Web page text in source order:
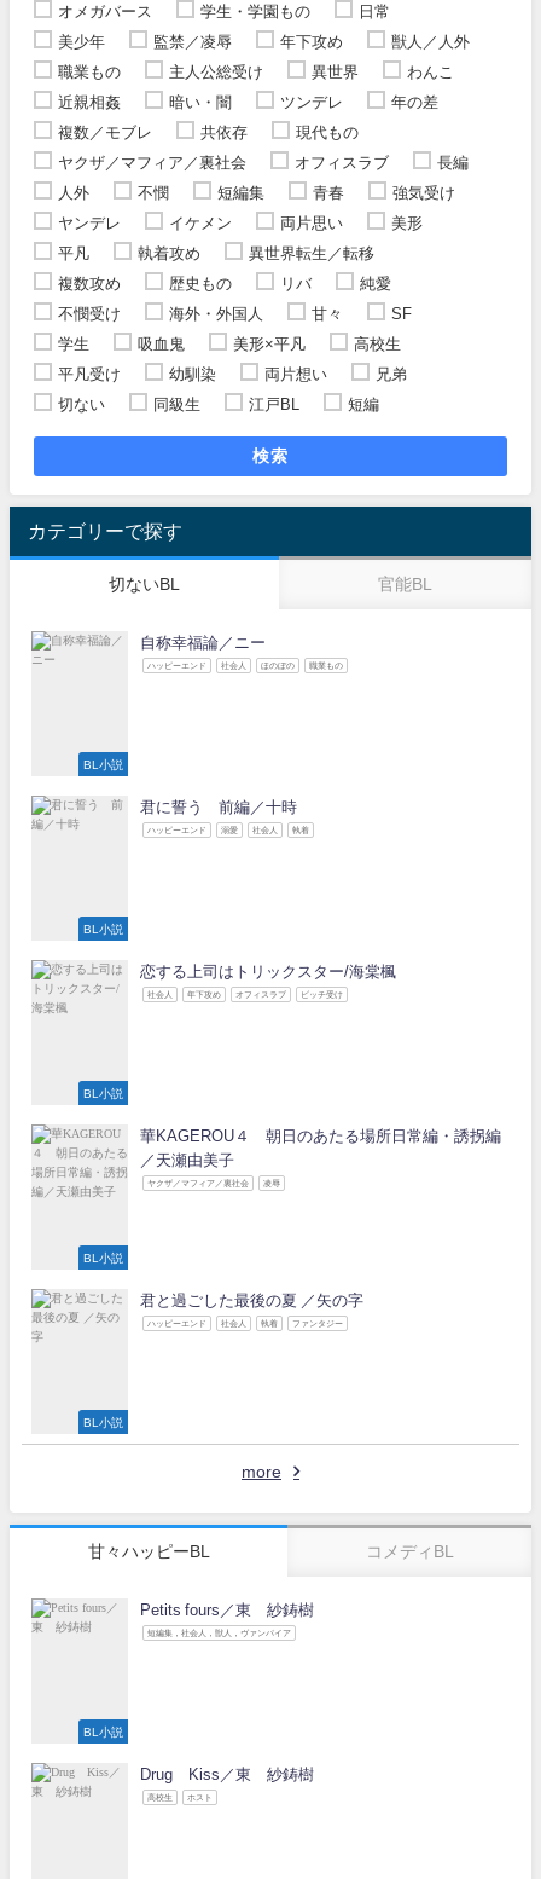
オメガバース
学生・学園もの
日常
美少年
監禁／凌辱 年下攻め
獣人／人外
職業もの
主人公総受け 異世界
わんこ
近親相姦
暗い・闇 ツンデレ
年の差
複数／モブレ
共依存
現代もの
ヤクザ／マフィア／裏社会
オフィスラブ
長編
人外
不憫 短編集 青春
強気受け
ヤンデレ
イケメン 両片思い
美形
平凡
執着攻め
異世界転生／転移
複数攻め
歴史もの リバ
純愛
不憫受け
海外・外国人 甘々
SF
学生
吸血鬼 美形×平凡
高校生
平凡受け
幼馴染 両片想い
兄弟
切ない
同級生 江戸BL 短編
検索
カテゴリーで探す
切ないBL 官能BL
BL小説
自称幸福論／ニー
ハッピーエンド 社会人 ほのぼの 職業もの
BL小説
君に誓う 前編／十時
ハッピーエンド 溺愛 社会人 執着
BL小説
恋する上司はトリックスター/海棠楓
社会人 年下攻め オフィスラブ ビッチ受け
BL小説
華KAGEROU４ 朝日のあたる場所日常編・誘拐編
／天瀬由美子
ヤクザ／マフィア／裏社会 凌辱
BL小説
君と過ごした最後の夏 ／矢の字
ハッピーエンド 社会人 執着 ファンタジー
more
甘々ハッピーBL コメディBL
BL小説
Petits fours／東 紗鋳樹
短編集，社会人，獣人，ヴァンパイア
Drug Kiss／東 紗鋳樹
高校生 ホスト